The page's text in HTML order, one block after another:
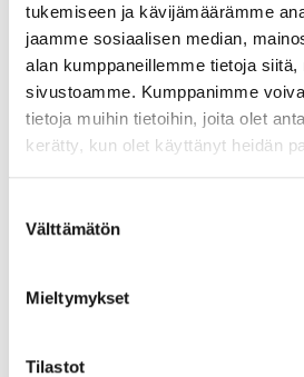
tukemiseen ja kävijämäärämme
jaamme sosiaalisen median,
alan kumppaneillemme tietoja
sivustoamme. Kumppanimme
tietoja muihin tietoihin, joita olet
kerätty, kun olet käyttänyt heidän
valinta
Välttämätön
Mieltymykset
Tilastot
07.10.2024
Kuidut ovat välttämättömiä
koko kehon terveydelle. Ne ovat
hiilihydraatteja, joita elimistö ei
ne kulkeutuvat paksusuoleen
ruokavaliossa on liian vähän
bakteerit näkevät nälkää.